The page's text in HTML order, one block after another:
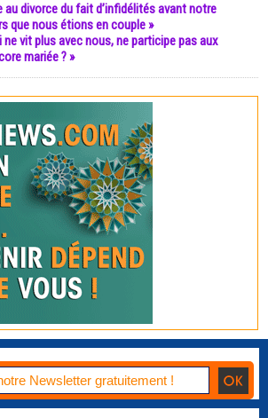
au divorce du fait d’infidélités avant notre
que nous étions en couple »
ne vit plus avec nous, ne participe pas aux
mariée ? »